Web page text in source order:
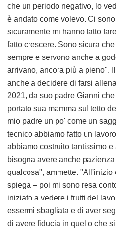
che un periodo negativo, lo
è andato come volevo. Ci
sicuramente mi hanno fatto
fatto crescere. Sono sicura
sempre e servono anche a
arrivano, ancora più a pieno".
anche a decidere di farsi
2021, da suo padre Gianni
portato sua mamma sul tetto
mio padre un po' come un
tecnico abbiamo fatto un
abbiamo costruito tantissimo
bisogna avere anche
qualcosa", ammette. "All'inizio
spiega – poi mi sono resa
iniziato a vedere i frutti del
essermi sbagliata e di aver
di avere fiducia in quello che